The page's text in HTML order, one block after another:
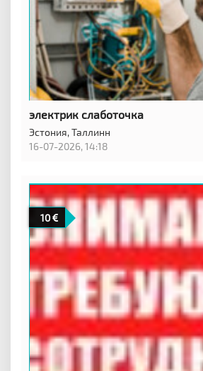
электрик слаботочка
Эстония,Таллинн
16-07-2026, 14:18
10